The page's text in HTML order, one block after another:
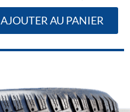
AJOUTER AU PANIER